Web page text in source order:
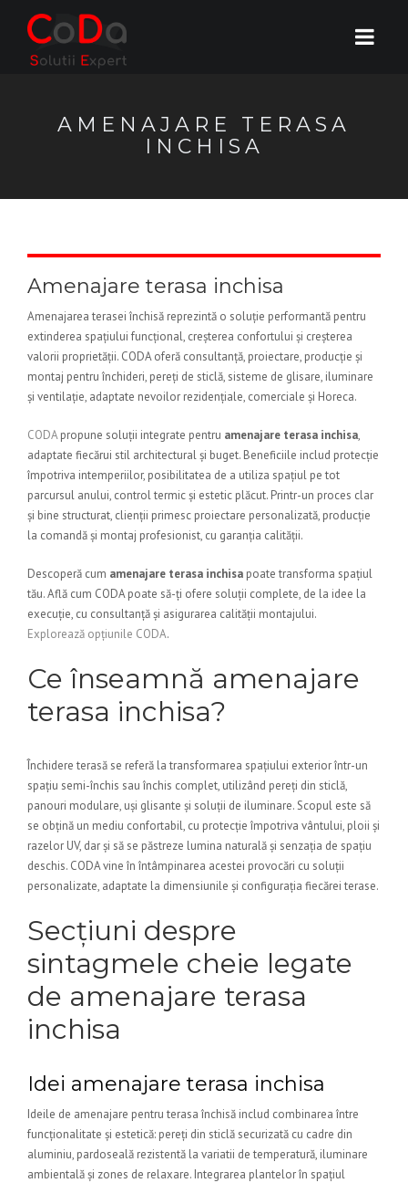
AMENAJARE TERASA
INCHISA
Amenajare terasa inchisa
Amenajarea terasei închisă reprezintă o soluție performantă pentru
extinderea spațiului funcțional, creșterea confortului și creșterea
valorii proprietății. CODA oferă consultanță, proiectare, producție și
montaj pentru închideri, pereți de sticlă, sisteme de glisare, iluminare
și ventilație, adaptate nevoilor rezidențiale, comerciale și Horeca.
CODApropune soluții integrate pentru amenajare terasa inchisa,
adaptate fiecărui stil architectural și buget. Beneficiile includ protecție
împotriva intemperiilor, posibilitatea de a utiliza spațiul pe tot
parcursul anului, control termic și estetic plăcut. Printr-un proces clar
și bine structurat, clienții primesc proiectare personalizată, producție
la comandă și montaj profesionist, cu garanția calității.
Descoperă cum amenajare terasa inchisa poate transforma spațiul
tău. Află cum CODA poate să-ți ofere soluții complete, de la idee la
execuție, cu consultanță și asigurarea calității montajului.
Explorează opțiunile CODA.
Ce înseamnă amenajare
terasa inchisa?
Închidere terasă se referă la transformarea spațiului exterior într-un
spațiu semi-închis sau închis complet, utilizând pereți din sticlă,
panouri modulare, uși glisante și soluții de iluminare. Scopul este să
se obțină un mediu confortabil, cu protecție împotriva vântului, ploii și
razelor UV, dar și să se păstreze lumina naturală și senzația de spațiu
deschis. CODA vine în întâmpinarea acestei provocări cu soluții
personalizate, adaptate la dimensiunile și configurația fiecărei terase.
Secțiuni despre
sintagmele cheie legate
de amenajare terasa
inchisa
Idei amenajare terasa inchisa
Ideile de amenajare pentru terasa închisă includ combinarea între
funcționalitate și estetică: pereți din sticlă securizată cu cadre din
aluminiu, pardoseală rezistentă la variatii de temperatură, iluminare
ambientală și zones de relaxare. Integrarea plantelor în spațiul